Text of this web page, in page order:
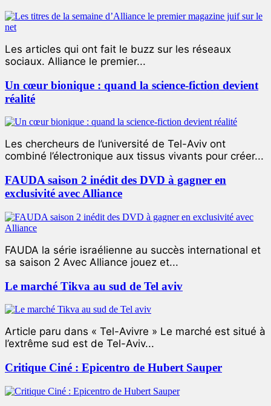
Les articles qui ont fait le buzz sur les réseaux
sociaux. Alliance le premier...
Un cœur bionique : quand la science-fiction devient
réalité
Les chercheurs de l’université de Tel-Aviv ont
combiné l’électronique aux tissus vivants pour créer...
FAUDA saison 2 inédit des DVD à gagner en
exclusivité avec Alliance
FAUDA la série israélienne au succès international et
sa saison 2 Avec Alliance jouez et...
Le marché Tikva au sud de Tel aviv
Article paru dans « Tel-Avivre » Le marché est situé à
l’extrême sud est de Tel-Aviv...
Critique Ciné : Epicentro de Hubert Sauper